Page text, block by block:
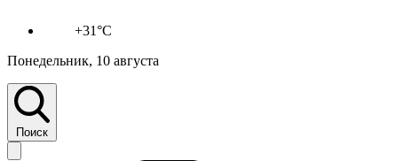
+31°C
Понедельник, 10 августа
Поиск